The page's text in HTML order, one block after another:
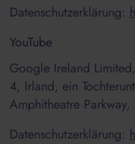
Datenschutzerklärung:
YouTube
Google Ireland
4, Irland, ein
Amphitheatre
Datenschutzerklärung: